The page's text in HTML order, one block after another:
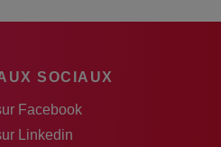
SOCIAUX
Facebook
Linkedin